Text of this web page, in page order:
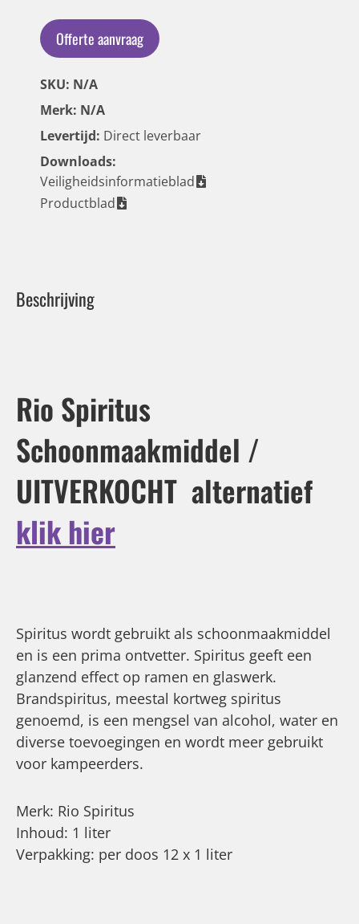
Offerte aanvraag
SKU: N/A
Merk: N/A
Levertijd: Direct leverbaar
Downloads:
Veiligheidsinformatieblad
Productblad
Beschrijving
Rio Spiritus
Schoonmaakmiddel /
UITVERKOCHT alternatief
klik hier
Spiritus wordt gebruikt als schoonmaakmiddel
en is een prima ontvetter. Spiritus geeft een
glanzend effect op ramen en glaswerk.
Brandspiritus, meestal kortweg spiritus
genoemd, is een mengsel van alcohol, water en
diverse toevoegingen en wordt meer gebruikt
voor kampeerders.
Merk: Rio Spiritus
Inhoud: 1 liter
Verpakking: per doos 12 x 1 liter